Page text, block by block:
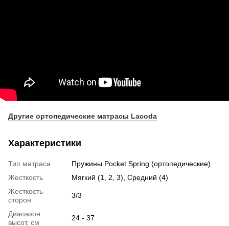
Другие ортопедические матрасы Lacoda
Характеристики
Тип матраса
Пружины Pocket Spring (ортопедические)
Жесткость
Мягкий (1, 2, 3), Средний (4)
Жесткость
сторон
3/3
Диапазон
высот, см
24 - 37